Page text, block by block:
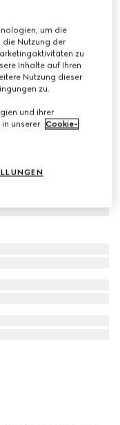
um die
die Nutzung der
zu
Inhalte auf Ihren
Nutzung dieser
zu.
und ihrer
unserer Cookie-